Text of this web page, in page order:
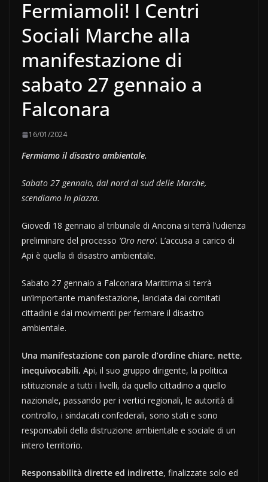
Fermiamoli! I Centri
Sociali Marche alla
manifestazione di
sabato 27 gennaio a
Falconara
16/01/2024
Fermiamo il disastro ambientale.
Sabato 27 gennaio, dal nord al sud delle Marche,
scendiamo in piazza.
Giovedì 18 gennaio al tribunale di Ancona si terrà l’udienza
preliminare del processo ‘Oro nero’. L’accusa a carico di
Api è quella di disastro ambientale.
Sabato 27 gennaio a Falconara Marittima si terrà
un’importante manifestazione, lanciata dai comitati
cittadini e dai movimenti per fermare il disastro
ambientale.
Una manifestazione con parole d’ordine chiare, nette,
inequivocabili. Api, il suo gruppo dirigente, la politica
istituzionale a tutti i livelli, da quello cittadino a quello
nazionale, passando per i vertici regionali, le autorità di
controllo, i sindacati confederali, sono stati e sono
responsabili della distruzione ambientale e sociale di un
intero territorio.
Responsabilità dirette ed indirette, finalizzate solo ed